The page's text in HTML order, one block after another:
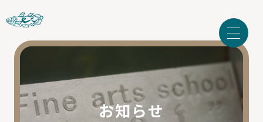
お知らせ